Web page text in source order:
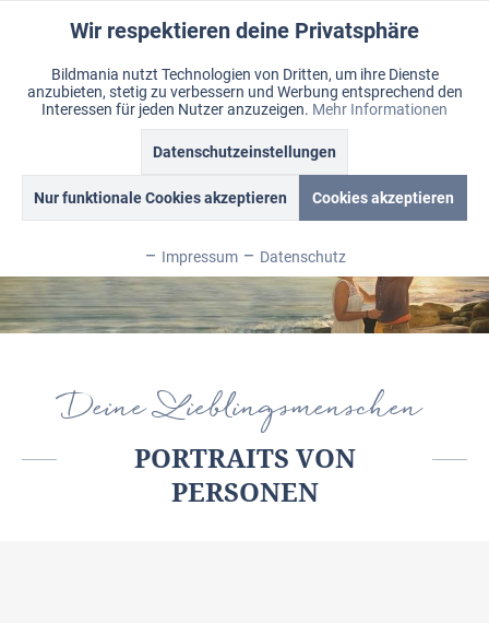
Warenkorb
Merkzettel Mein Konto
Menü
Deine Lieblingsmenschen
PORTRAITS VON
PERSONEN
Funktionale Aktiv
Marketing Inaktiv
Inaktiv
Service Inaktiv
Wir respektieren deine Privatsphäre
Bildmania nutzt Technologien von Dritten, um ihre Dienste
anzubieten, stetig zu verbessern und Werbung entsprechend den
Interessen für jeden Nutzer anzuzeigen. Mehr Informationen
Datenschutzeinstellungen
Nur funktionale Cookies akzeptieren Cookies akzeptieren
Impressum Datenschutz